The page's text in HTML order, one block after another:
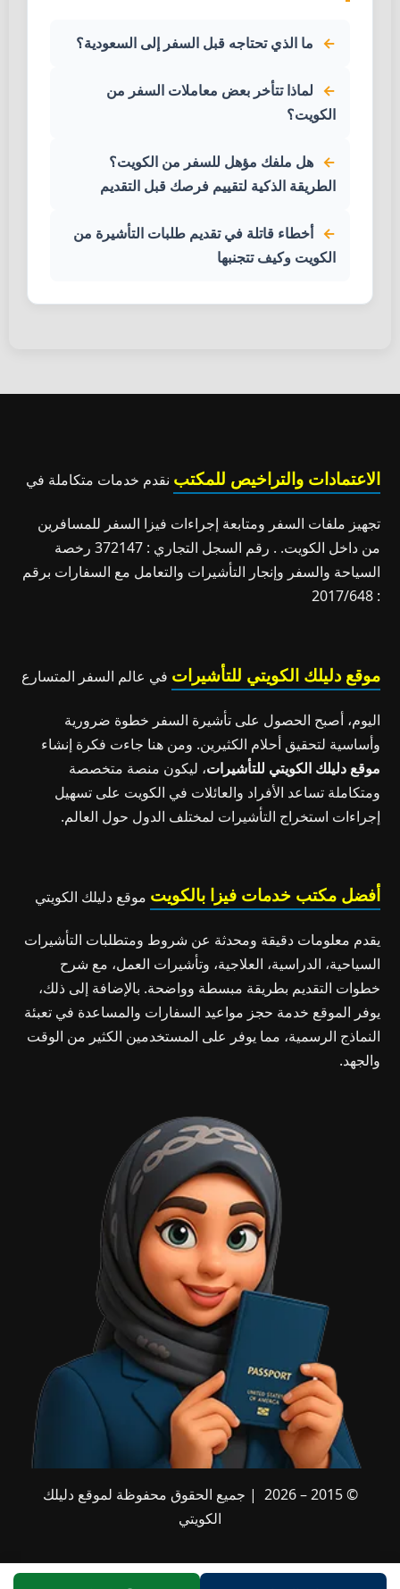
ما الذي تحتاجه قبل السفر إلى السعودية؟
لماذا تتأخر بعض معاملات السفر من
الكويت؟
هل ملفك مؤهل للسفر من الكويت؟
الطريقة الذكية لتقييم فرصك قبل التقديم
أخطاء قاتلة في تقديم طلبات التأشيرة من
الكويت وكيف تتجنبها
الاعتمادات والتراخيص للمكتب نقدم خدمات متكاملة في
تجهيز ملفات السفر ومتابعة إجراءات فيزا السفر للمسافرين
من داخل الكويت. . رقم السجل التجاري : 372147 رخصة
السياحة والسفر وإنجار التأشيرات والتعامل مع السفارات برقم
: 2017/648
موقع دليلك الكويتي للتأشيرات في عالم السفر المتسارع
اليوم، أصبح الحصول على تأشيرة السفر خطوة ضرورية
وأساسية لتحقيق أحلام الكثيرين. ومن هنا جاءت فكرة إنشاء
موقع دليلك الكويتي للتأشيرات، ليكون منصة متخصصة
ومتكاملة تساعد الأفراد والعائلات في الكويت على تسهيل
إجراءات استخراج التأشيرات لمختلف الدول حول العالم.
أفضل مكتب خدمات فيزا بالكويت موقع دليلك الكويتي
يقدم معلومات دقيقة ومحدثة عن شروط ومتطلبات التأشيرات
السياحية، الدراسية، العلاجية، وتأشيرات العمل، مع شرح
خطوات التقديم بطريقة مبسطة وواضحة. بالإضافة إلى ذلك،
يوفر الموقع خدمة حجز مواعيد السفارات والمساعدة في تعبئة
النماذج الرسمية، مما يوفر على المستخدمين الكثير من الوقت
والجهد.
© 2015 – 2026 | جميع الحقوق محفوظة لموقع دليلك
الكويتي